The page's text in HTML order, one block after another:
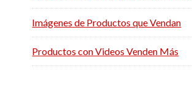
Imágenes de Productos que Vendan
Productos con Videos Venden Más